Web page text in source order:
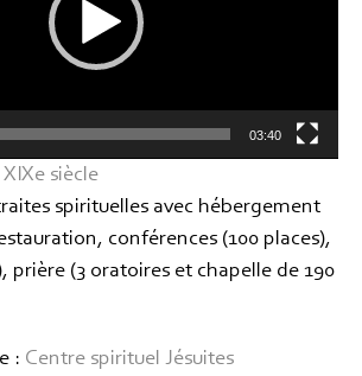
03:40
siècle
spirituelles avec hébergement
conférences (100 places),
prière (3 oratoires et chapelle de 190
: Centre spirituel Jésuites